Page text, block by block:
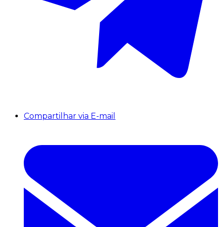
Compartilhar via E-mail